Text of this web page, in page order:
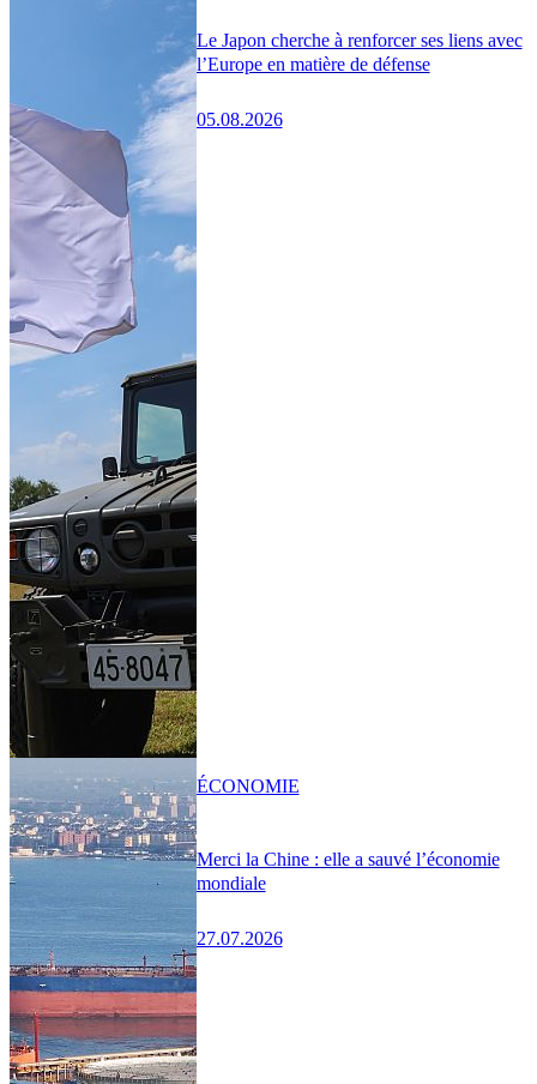
Le Japon cherche à renforcer ses liens avec
l’Europe en matière de défense
05.08.2026
Merci la Chine : elle a sauvé l’économie
mondiale
27.07.2026
ÉCONOMIE